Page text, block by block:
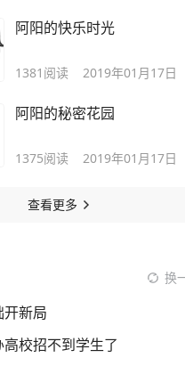
阿阳的快乐时光
1381 阅读 2019年01月17日
阿阳的秘密花园
1375阅读 2019年01月17日
查看更多
换
新局
校招不到学生了